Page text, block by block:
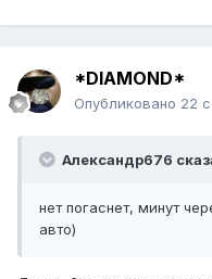
*DIAMOND*
Опубликовано 22
Александр676
нет погаснет, минут
авто)